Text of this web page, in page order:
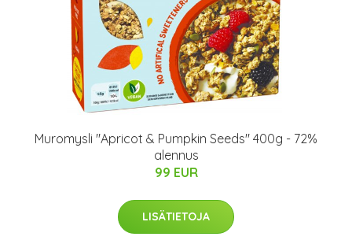
Muromysli "Apricot & Pumpkin Seeds" 400g - 72%
alennus
99 EUR
LISÄTIETOJA